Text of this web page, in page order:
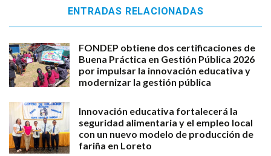
ENTRADAS RELACIONADAS
FONDEP obtiene dos certificaciones de
Buena Práctica en Gestión Pública 2026
por impulsar la innovación educativa y
modernizar la gestión pública
Innovación educativa fortalecerá la
seguridad alimentaria y el empleo local
con un nuevo modelo de producción de
fariña en Loreto